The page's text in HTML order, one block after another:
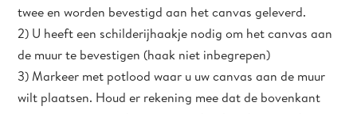
twee en worden bevestigd aan het canvas geleverd.
2) U heeft een schilderijhaakje nodig om het canvas aan
de muur te bevestigen (haak niet inbegrepen)
3) Markeer met potlood waar u uw canvas aan de muur
wilt plaatsen. Houd er rekening mee dat de bovenkant